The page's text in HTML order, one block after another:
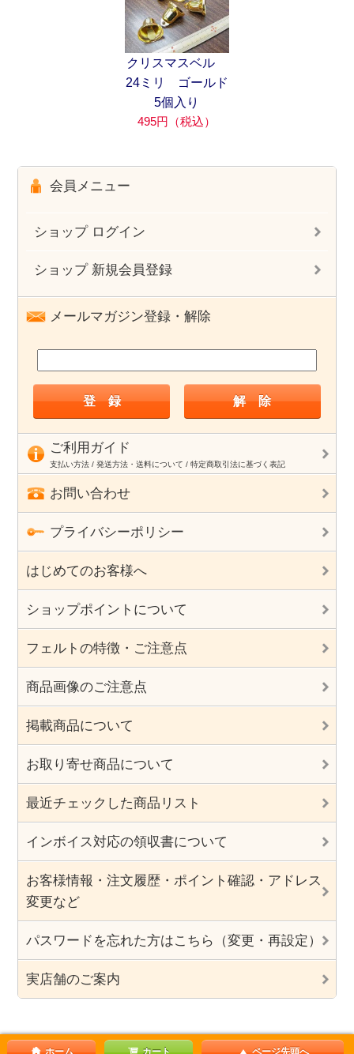
クリスマスベル
24ミリ ゴールド
5個入り
495円（税込）
会員メニュー
ショップ ログイン
ショップ 新規会員登録
メールマガジン登録・解除
ご利用ガイド
支払い方法 / 発送方法・送料について / 特定商取引法に基づく表記
お問い合わせ
プライバシーポリシー
はじめてのお客様へ
ショップポイントについて
フェルトの特徴・ご注意点
商品画像のご注意点
掲載商品について
お取り寄せ商品について
最近チェックした商品リスト
インボイス対応の領収書について
お客様情報・注文履歴・ポイント確認・アドレス
変更など
パスワードを忘れた方はこちら（変更・再設定）
実店舗のご案内
ホーム カート ページ先頭へ